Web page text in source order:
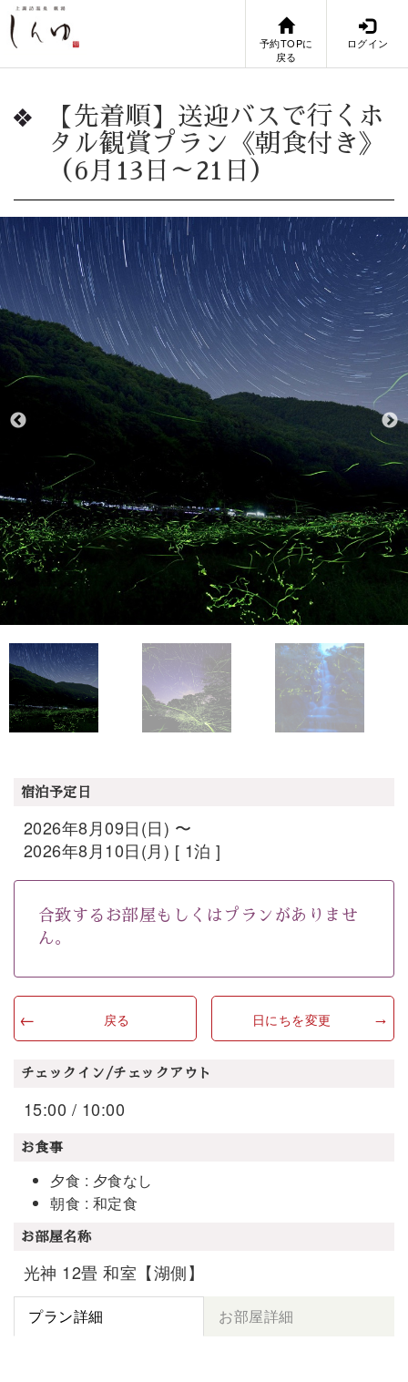
予約TOPに
戻る
ログイン
【先着順】送迎バスで行くホ
タル観賞プラン《朝食付き》
（6月13日～21日）
宿泊予定日
2026年8月09日(日) 〜
2026年8月10日(月) [ 1泊 ]
合致するお部屋もしくはプランがありませ
ん。
戻る 日にちを変更
チェックイン/チェックアウト
15:00 / 10:00
お食事
夕食 : 夕食なし
朝食 : 和定食
お部屋名称
光神 12畳 和室【湖側】
プラン詳細 お部屋詳細